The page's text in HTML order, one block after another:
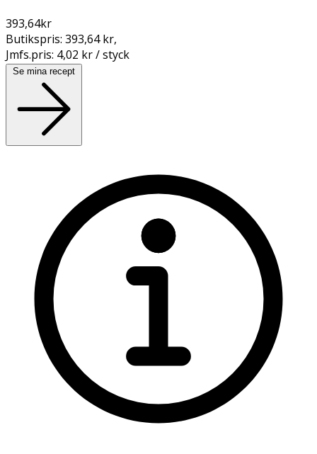
393,64kr
Butikspris: 393,64 kr,
Jmfs.pris: 4,02 kr / styck
Se mina recept